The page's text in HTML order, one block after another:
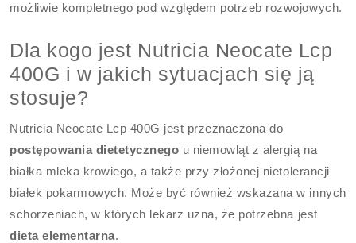
możliwie kompletnego pod względem potrzeb rozwojowych.
Dla kogo jest Nutricia Neocate Lcp
400G i w jakich sytuacjach się ją
stosuje?
Nutricia Neocate Lcp 400G jest przeznaczona do
postępowania dietetycznego u niemowląt z alergią na
białka mleka krowiego, a także przy złożonej nietolerancji
białek pokarmowych. Może być również wskazana w innych
schorzeniach, w których lekarz uzna, że potrzebna jest
dieta elementarna.